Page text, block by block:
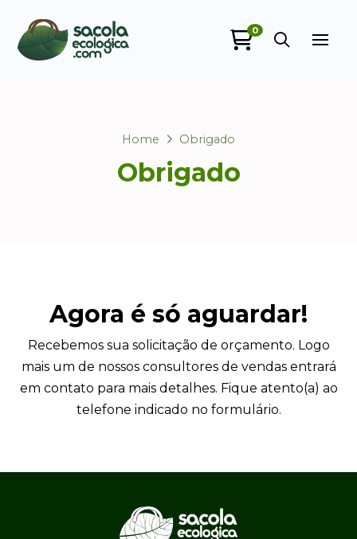
0
Home Obrigado
Obrigado
Agora é só aguardar!
Recebemos sua solicitação de orçamento. Logo
mais um de nossos consultores de vendas entrará
em contato para mais detalhes. Fique atento(a) ao
telefone indicado no formulário.
Sacola Ecológica
Eu concordo em receber comunicações.
A nossa empresa está comprometida a proteger e respeitar